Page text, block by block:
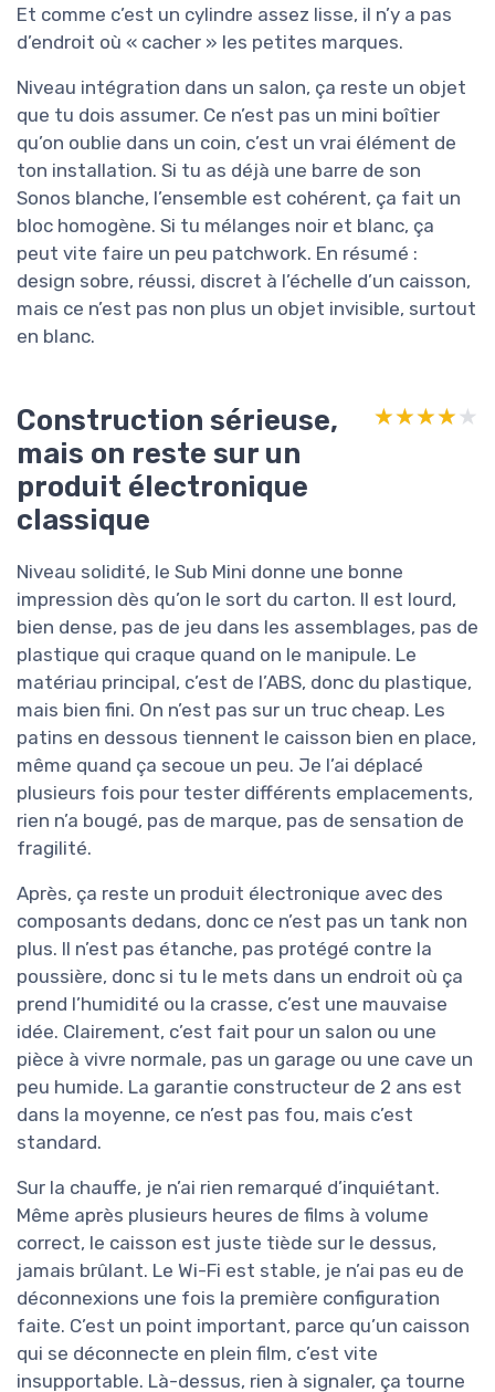
Et comme c’est un cylindre assez lisse, il n’y a pas
d’endroit où « cacher » les petites marques.
Niveau intégration dans un salon, ça reste un objet
que tu dois assumer. Ce n’est pas un mini boîtier
qu’on oublie dans un coin, c’est un vrai élément de
ton installation. Si tu as déjà une barre de son
Sonos blanche, l’ensemble est cohérent, ça fait un
bloc homogène. Si tu mélanges noir et blanc, ça
peut vite faire un peu patchwork. En résumé :
design sobre, réussi, discret à l’échelle d’un caisson,
mais ce n’est pas non plus un objet invisible, surtout
en blanc.
Construction sérieuse,
mais on reste sur un
produit électronique
classique
★★★★★
★★★★★
Niveau solidité, le Sub Mini donne une bonne
impression dès qu’on le sort du carton. Il est lourd,
bien dense, pas de jeu dans les assemblages, pas de
plastique qui craque quand on le manipule. Le
matériau principal, c’est de l’ABS, donc du plastique,
mais bien fini. On n’est pas sur un truc cheap. Les
patins en dessous tiennent le caisson bien en place,
même quand ça secoue un peu. Je l’ai déplacé
plusieurs fois pour tester différents emplacements,
rien n’a bougé, pas de marque, pas de sensation de
fragilité.
Après, ça reste un produit électronique avec des
composants dedans, donc ce n’est pas un tank non
plus. Il n’est pas étanche, pas protégé contre la
poussière, donc si tu le mets dans un endroit où ça
prend l’humidité ou la crasse, c’est une mauvaise
idée. Clairement, c’est fait pour un salon ou une
pièce à vivre normale, pas un garage ou une cave un
peu humide. La garantie constructeur de 2 ans est
dans la moyenne, ce n’est pas fou, mais c’est
standard.
Sur la chauffe, je n’ai rien remarqué d’inquiétant.
Même après plusieurs heures de films à volume
correct, le caisson est juste tiède sur le dessus,
jamais brûlant. Le Wi-Fi est stable, je n’ai pas eu de
déconnexions une fois la première configuration
faite. C’est un point important, parce qu’un caisson
qui se déconnecte en plein film, c’est vite
insupportable. Là-dessus, rien à signaler, ça tourne